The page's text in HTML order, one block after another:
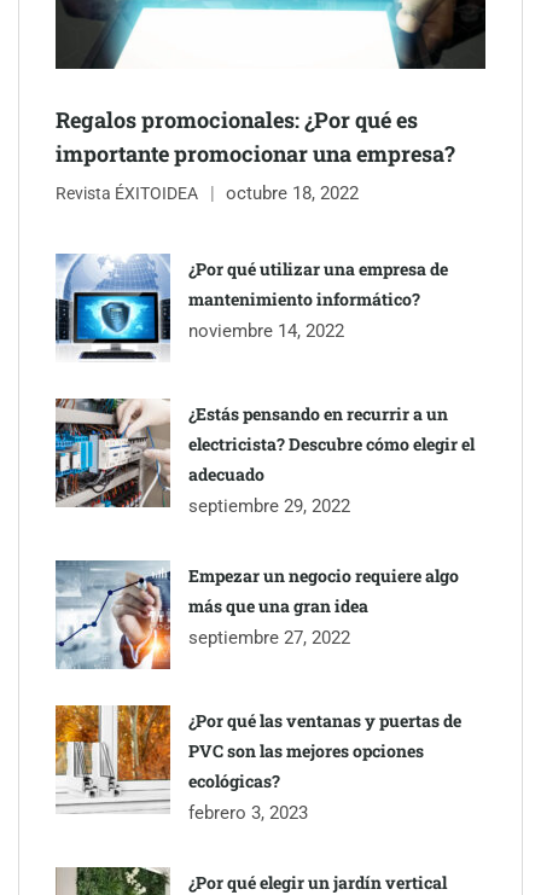
Última llamada: los destinos con las mayores caídas de precios
TBKids impulsa su expansión nacional con un modelo de
franquicia que redefine la educación tecnológica
la seguridad en las carreteras, según SMA Road Safety
Regalos promocionales: ¿Por qué es
importante promocionar una empresa?
Revista ÉXITOIDEA octubre 18, 2022
¿Por qué utilizar una empresa de
mantenimiento informático?
noviembre 14, 2022
¿Estás pensando en recurrir a un
electricista? Descubre cómo elegir el
adecuado
septiembre 29, 2022
Empezar un negocio requiere algo
más que una gran idea
septiembre 27, 2022
¿Por qué las ventanas y puertas de
PVC son las mejores opciones
ecológicas?
febrero 3, 2023
¿Por qué elegir un jardín vertical